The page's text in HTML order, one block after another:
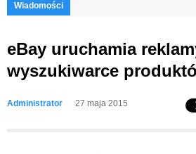
Wiadomości
eBay uruchamia
wyszukiwarce
Administrator 27 maja 2015